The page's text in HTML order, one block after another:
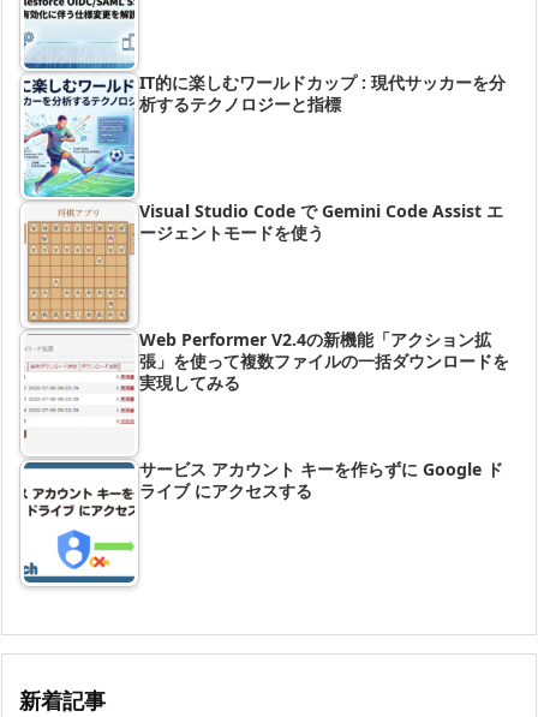
IT的に楽しむワールドカップ : 現代サッカーを分
析するテクノロジーと指標
Visual Studio Code で Gemini Code Assist エ
ージェントモードを使う
Web Performer V2.4の新機能「アクション拡
張」を使って複数ファイルの一括ダウンロードを
実現してみる
サービス アカウント キーを作らずに Google ド
ライブ にアクセスする
新着記事